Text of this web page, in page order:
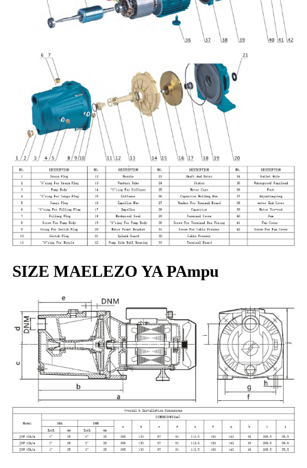
SIZE MAELEZO YA PAmpu